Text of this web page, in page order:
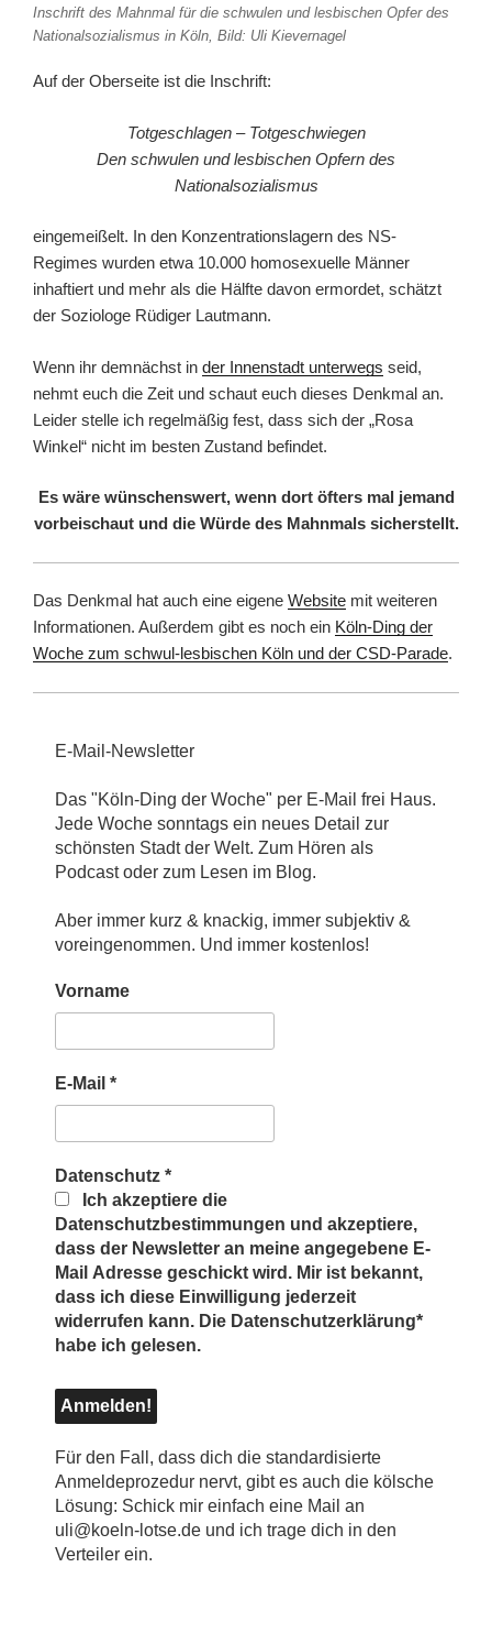
Inschrift des Mahnmal für die schwulen und lesbischen Opfer des
Nationalsozialismus in Köln, Bild: Uli Kievernagel
Auf der Oberseite ist die Inschrift:
Totgeschlagen – Totgeschwiegen
Den schwulen und lesbischen Opfern des
Nationalsozialismus
eingemeißelt. In den Konzentrationslagern des NS-
Regimes wurden etwa 10.000 homosexuelle Männer
inhaftiert und mehr als die Hälfte davon ermordet, schätzt
der Soziologe Rüdiger Lautmann.
Wenn ihr demnächst in der Innenstadt unterwegs seid,
nehmt euch die Zeit und schaut euch dieses Denkmal an.
Leider stelle ich regelmäßig fest, dass sich der „Rosa
Winkel“ nicht im besten Zustand befindet.
Es wäre wünschenswert, wenn dort öfters mal jemand
vorbeischaut und die Würde des Mahnmals sicherstellt.
Das Denkmal hat auch eine eigene Website mit weiteren
Informationen. Außerdem gibt es noch ein Köln-Ding der
Woche zum schwul-lesbischen Köln und der CSD-Parade.
E-Mail-Newsletter
Das "Köln-Ding der Woche" per E-Mail frei Haus.
Jede Woche sonntags ein neues Detail zur
schönsten Stadt der Welt. Zum Hören als
Podcast oder zum Lesen im Blog.
Aber immer kurz & knackig, immer subjektiv &
voreingenommen. Und immer kostenlos!
Vorname
E-Mail *
Datenschutz *
Ich akzeptiere die
Datenschutzbestimmungen und akzeptiere,
dass der Newsletter an meine angegebene E-
Mail Adresse geschickt wird. Mir ist bekannt,
dass ich diese Einwilligung jederzeit
widerrufen kann. Die Datenschutzerklärung*
habe ich gelesen.
Für den Fall, dass dich die standardisierte
Anmeldeprozedur nervt, gibt es auch die kölsche
Lösung: Schick mir einfach eine Mail an
uli@koeln-lotse.de und ich trage dich in den
Verteiler ein.